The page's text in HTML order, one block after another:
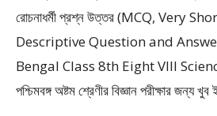
রোচনাধর্মী প্রশ্ন উত্তর (MCQ, Very
Descriptive Question and
Bengal Class 8th Eight VIII
পশ্চিমবঙ্গ অষ্টম শ্রেণীর বিজ্ঞান পরীক্ষার জন্য খুব